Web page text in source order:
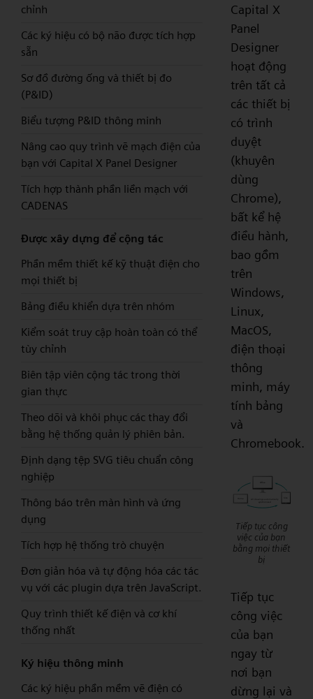
chỉnh
Các ký hiệu có bộ não được tích hợp
sẵn
Sơ đồ đường ống và thiết bị đo
(P&ID)
Biểu tượng P&ID thông minh
Nâng cao quy trình vẽ mạch điện của
bạn với Capital X Panel Designer
Tích hợp thành phần liền mạch với
CADENAS
Được xây dựng để cộng tác
Phần mềm thiết kế kỹ thuật điện cho
mọi thiết bị
Bảng điều khiển dựa trên nhóm
Kiểm soát truy cập hoàn toàn có thể
tùy chỉnh
Biên tập viên cộng tác trong thời
gian thực
Theo dõi và khôi phục các thay đổi
bằng hệ thống quản lý phiên bản.
Định dạng tệp SVG tiêu chuẩn công
nghiệp
Thông báo trên màn hình và ứng
dụng
Tích hợp hệ thống trò chuyện
Đơn giản hóa và tự động hóa các tác
vụ với các plugin dựa trên JavaScript.
Quy trình thiết kế điện và cơ khí
thống nhất
Ký hiệu thông minh
Các ký hiệu phần mềm vẽ điện có
Capital X
Panel
Designer
hoạt động
trên tất cả
các thiết bị
có trình
duyệt
(khuyên
dùng
Chrome),
bất kể hệ
điều hành,
bao gồm
trên
Windows,
Linux,
MacOS,
điện thoại
thông
minh, máy
tính bảng
và
Chromebook.
Tiếp tục công
việc của bạn
bằng mọi thiết
bị
Tiếp tục
công việc
của bạn
ngay từ
nơi bạn
dừng lại và